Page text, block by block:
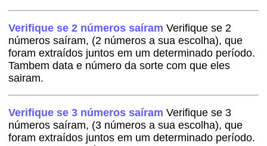
Verifique se 2 números saíram Verifique se 2
números saíram, (2 números a sua escolha), que
foram extraídos juntos em um determinado período.
Tambem data e número da sorte com que eles
sairam.
Verifique se 3 números saíram Verifique se 3
números saíram, (3 números a sua escolha), que
foram extraídos juntos em um determinado período.